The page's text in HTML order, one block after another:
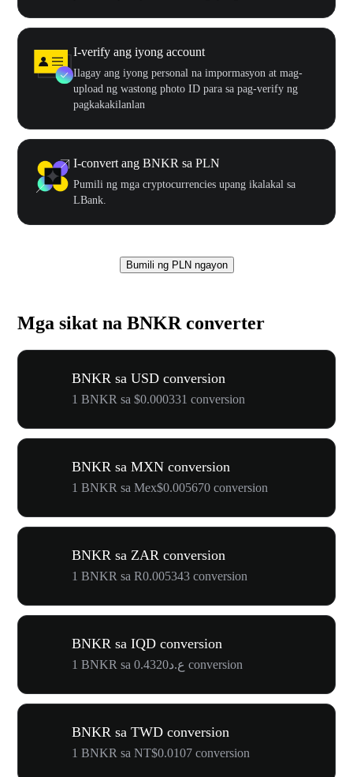
I-verify ang iyong account
Ilagay ang iyong personal na impormasyon at mag-
upload ng wastong photo ID para sa pag-verify ng
pagkakakilanlan
I-convert ang BNKR sa PLN
Pumili ng mga cryptocurrencies upang ikalakal sa
LBank.
Bumili ng PLN ngayon
Mga sikat na BNKR converter
BNKR sa USD conversion
1 BNKR sa $0.000331 conversion
BNKR sa MXN conversion
1 BNKR sa Mex$0.005670 conversion
BNKR sa ZAR conversion
1 BNKR sa R0.005343 conversion
BNKR sa IQD conversion
1 BNKR sa ع.د0.4320 conversion
BNKR sa TWD conversion
1 BNKR sa NT$0.0107 conversion